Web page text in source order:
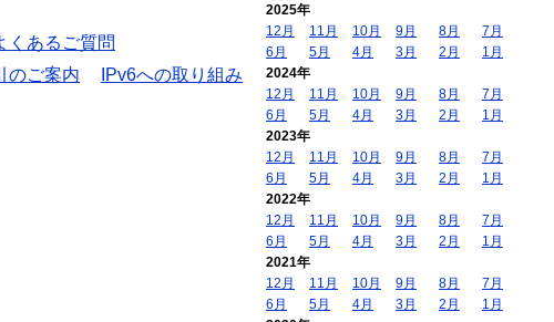
くあるご質問
のご案内
IPv6への取り組み
2025年
12月
11月 10月 9月 8月
7月
6月
5月 4月 3月 2月
1月
2024年
12月
11月 10月 9月 8月
7月
6月
5月 4月 3月 2月
1月
2023年
12月
11月 10月 9月 8月
7月
6月
5月 4月 3月 2月
1月
2022年
12月
11月 10月 9月 8月
7月
6月
5月 4月 3月 2月
1月
2021年
12月
11月 10月 9月 8月
7月
6月
5月 4月 3月 2月
1月